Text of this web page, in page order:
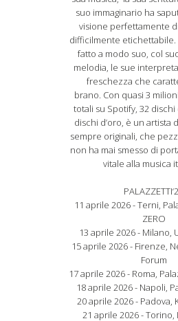
suo immaginario ha
visione perfettamente
difficilmente etichettabile.
fatto a modo suo, col
melodia, le sue
freschezza che
brano. Con quasi 3
totali su Spotify, 32 dischi
dischi d’oro, è un artista
sempre originali, che
non ha mai smesso di
vitale alla musica
11 aprile 2026 - Terni,
ZERO
13 aprile 2026 - Milano,
15 aprile 2026 - Firenze,
Forum
17 aprile 2026 - Roma,
18 aprile 2026 - Napoli,
20 aprile 2026 - Padova,
21 aprile 2026 - Torino,